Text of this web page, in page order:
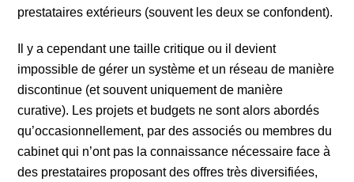
prestataires extérieurs (souvent les deux se confondent).
Il y a cependant une taille critique ou il devient
impossible de gérer un système et un réseau de manière
discontinue (et souvent uniquement de manière
curative). Les projets et budgets ne sont alors abordés
qu’occasionnellement, par des associés ou membres du
cabinet qui n’ont pas la connaissance nécessaire face à
des prestataires proposant des offres très diversifiées,